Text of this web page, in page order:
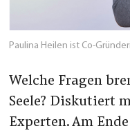
Paulina Heilen ist Co-
Welche Fragen
Seele? Diskutiert
Experten. Am